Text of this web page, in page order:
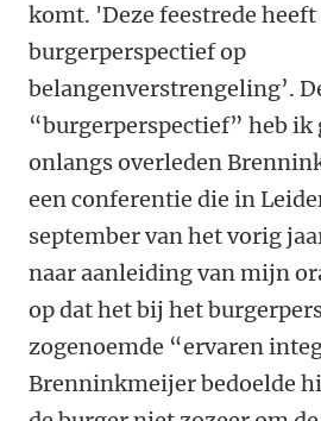
komt. 'Deze feestrede heeft
burgerperspectief op
belangenverstrengeling’.
“burgerperspectief” heb ik
onlangs overleden
een conferentie die in
september van het vorig
naar aanleiding van mijn
op dat het bij het
zogenoemde “ervaren
Brenninkmeijer bedoelde